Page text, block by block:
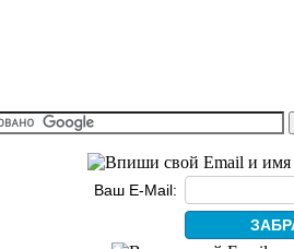
Ваш E-Mail: